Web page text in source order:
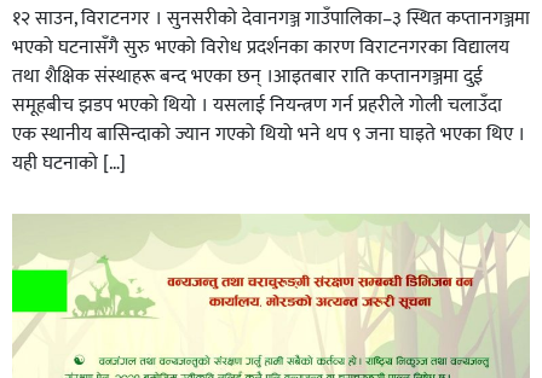
१२ साउन, विराटनगर । सुनसरीको देवानगञ्ज गाउँपालिका–३ स्थित कप्तानगञ्जमा
भएको घटनासँगै सुरु भएको विरोध प्रदर्शनका कारण विराटनगरका विद्यालय
तथा शैक्षिक संस्थाहरू बन्द भएका छन् ।आइतबार राति कप्तानगञ्जमा दुई
समूहबीच झडप भएको थियो । यसलाई नियन्त्रण गर्न प्रहरीले गोली चलाउँदा
एक स्थानीय बासिन्दाको ज्यान गएको थियो भने थप ९ जना घाइते भएका थिए ।
यही घटनाको […]